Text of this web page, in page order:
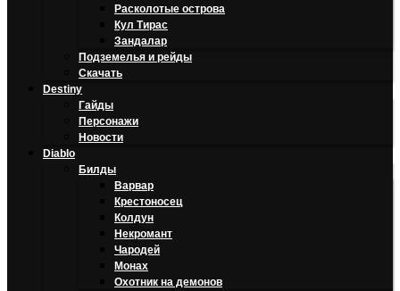
Расколотые острова
Кул Тирас
Зандалар
Подземелья и рейды
Скачать
Destiny
Гайды
Персонажи
Новости
Diablo
Билды
Варвар
Крестоносец
Колдун
Некромант
Чародей
Монах
Охотник на демонов